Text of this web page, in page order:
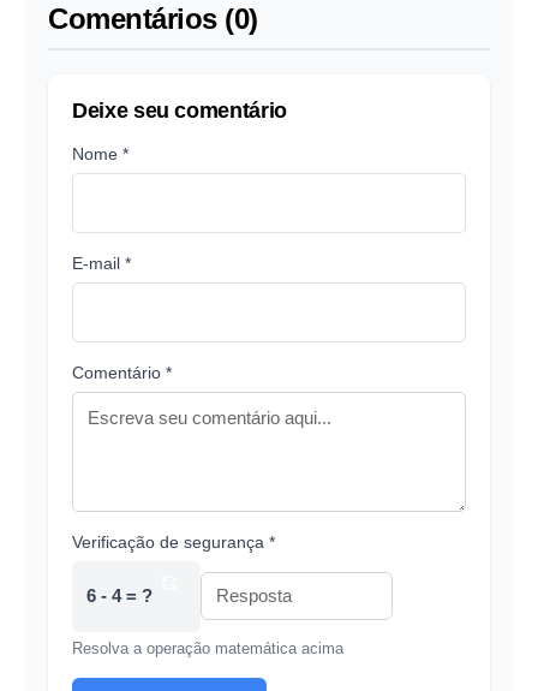
Comentários (0)
Deixe seu comentário
Nome *
E-mail *
Comentário *
Verificação de segurança *
6 - 4 = ?
Resolva a operação matemática acima